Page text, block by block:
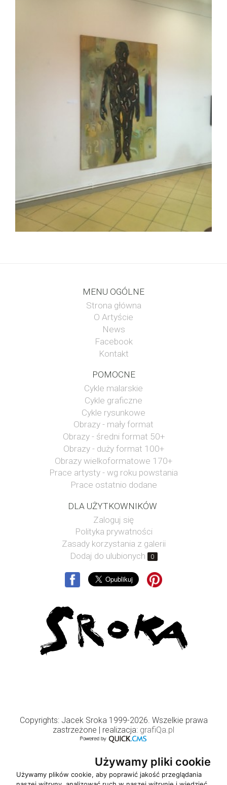
Używamy pliki cookie
Używamy plików cookie, aby poprawić jakość przeglądania
MENU OGÓLNE
Strona główna
O Artyście
News
Facebook
Kontakt
POMOCNE
Cykle malarskie
Cykle graficzne
Cykle rysunkowe
Obrazy - mały format
Obrazy - średni format 50+
Obrazy - duży format 100+
Obrazy wielkoformatowe 170+
Prace artysty - wg roku powstania
Prace ostatnio dodane
DLA UŻYTKOWNIKÓW
Zaloguj się
Polityka prywatności
Zasady korzystania z galerii
Dodaj do ulubionych
0
Copyrights: Jacek Sroka 1999-2026. Wszelkie prawa
zastrzeżone | realizacja: grafiQa.pl